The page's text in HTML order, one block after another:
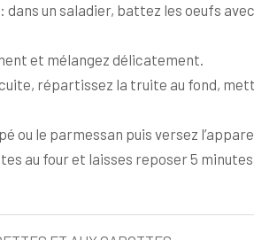
dans un saladier, battez les oeufs
et mélangez délicatement.
répartissez la truite au fond,
ou le parmessan puis versez
au four et laisses reposer 5